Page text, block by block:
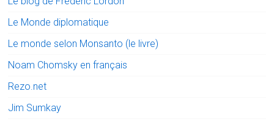
Le Monde diplomatique
Le monde selon Monsanto (le livre)
Noam Chomsky en français
Rezo.net
Jim Sumkay